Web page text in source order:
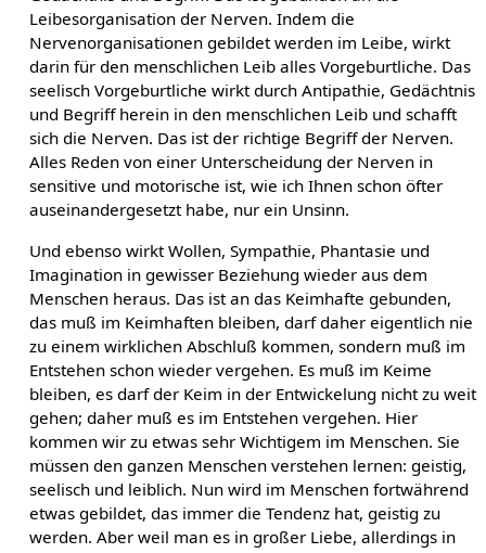
Leibesorganisation der Nerven. Indem die
Nervenorganisationen gebildet werden im Leibe, wirkt
darin für den menschlichen Leib alles Vorgeburtliche. Das
seelisch Vorgeburtliche wirkt durch Antipathie, Gedächtnis
und Begriff herein in den menschlichen Leib und schafft
sich die Nerven. Das ist der richtige Begriff der Nerven.
Alles Reden von einer Unterscheidung der Nerven in
sensitive und motorische ist, wie ich Ihnen schon öfter
auseinandergesetzt habe, nur ein Unsinn.
Und ebenso wirkt Wollen, Sympathie, Phantasie und
Imagination in gewisser Beziehung wieder aus dem
Menschen heraus. Das ist an das Keimhafte gebunden,
das muß im Keimhaften bleiben, darf daher eigentlich nie
zu einem wirklichen Abschluß kommen, sondern muß im
Entstehen schon wieder vergehen. Es muß im Keime
bleiben, es darf der Keim in der Entwickelung nicht zu weit
gehen; daher muß es im Entstehen vergehen. Hier
kommen wir zu etwas sehr Wichtigem im Menschen. Sie
müssen den ganzen Menschen verstehen lernen: geistig,
seelisch und leiblich. Nun wird im Menschen fortwährend
etwas gebildet, das immer die Tendenz hat, geistig zu
werden. Aber weil man es in großer Liebe, allerdings in